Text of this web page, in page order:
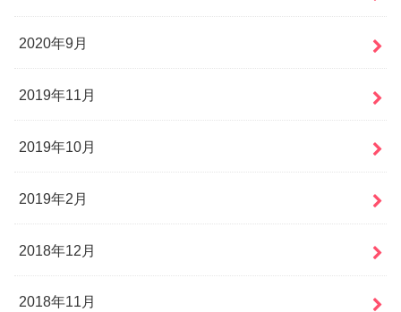
2020年9月
2019年11月
2019年10月
2019年2月
2018年12月
2018年11月